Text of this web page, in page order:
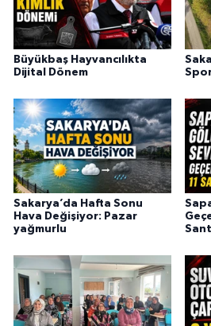
Büyükbaş Hayvancılıkta
Dijital Dönem
Sakarya’da Hafta Sonu
Hava Değişiyor: Pazar
yağmurlu